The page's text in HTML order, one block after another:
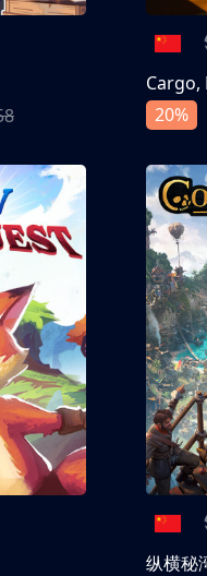
Cargo,
20%
纵横秘